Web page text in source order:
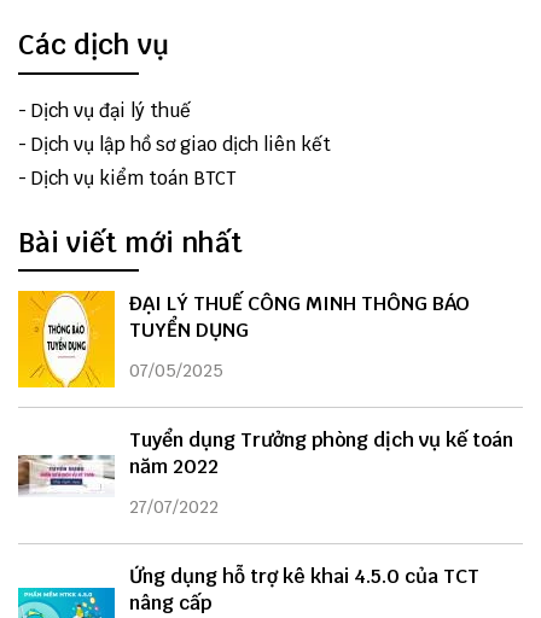
Các dịch vụ
- Dịch vụ đại lý thuế
- Dịch vụ lập hồ sơ giao dịch liên kết
- Dịch vụ kiểm toán BTCT
Bài viết mới nhất
ĐẠI LÝ THUẾ CÔNG MINH THÔNG BÁO
TUYỂN DỤNG
07/05/2025
Tuyển dụng Trưởng phòng dịch vụ kế toán
năm 2022
27/07/2022
Ứng dụng hỗ trợ kê khai 4.5.0 của TCT
nâng cấp